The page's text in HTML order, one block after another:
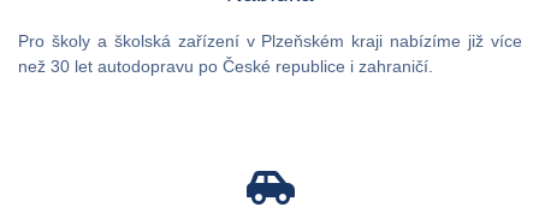
Pro školy a školská zařízení v Plzeňském kraji nabízíme již více
než 30 let autodopravu po České republice i zahraničí.